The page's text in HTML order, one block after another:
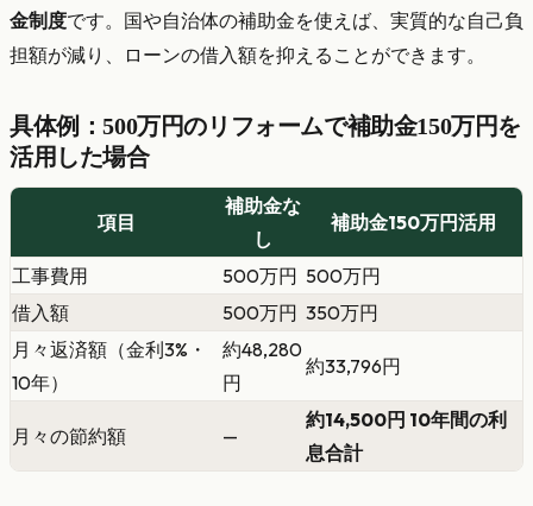
金制度です。国や自治体の補助金を使えば、実質的な自己負
担額が減り、ローンの借入額を抑えることができます。
具体例：500万円のリフォームで補助金150万円を
活用した場合
項目
補助金な
し
補助金150万円活用
工事費用 500万円 500万円
借入額
500万円 350万円
月々返済額（金利3%・
10年）
約48,280
円
約33,796円
月々の節約額 —
約14,500円 10年間の利
息合計